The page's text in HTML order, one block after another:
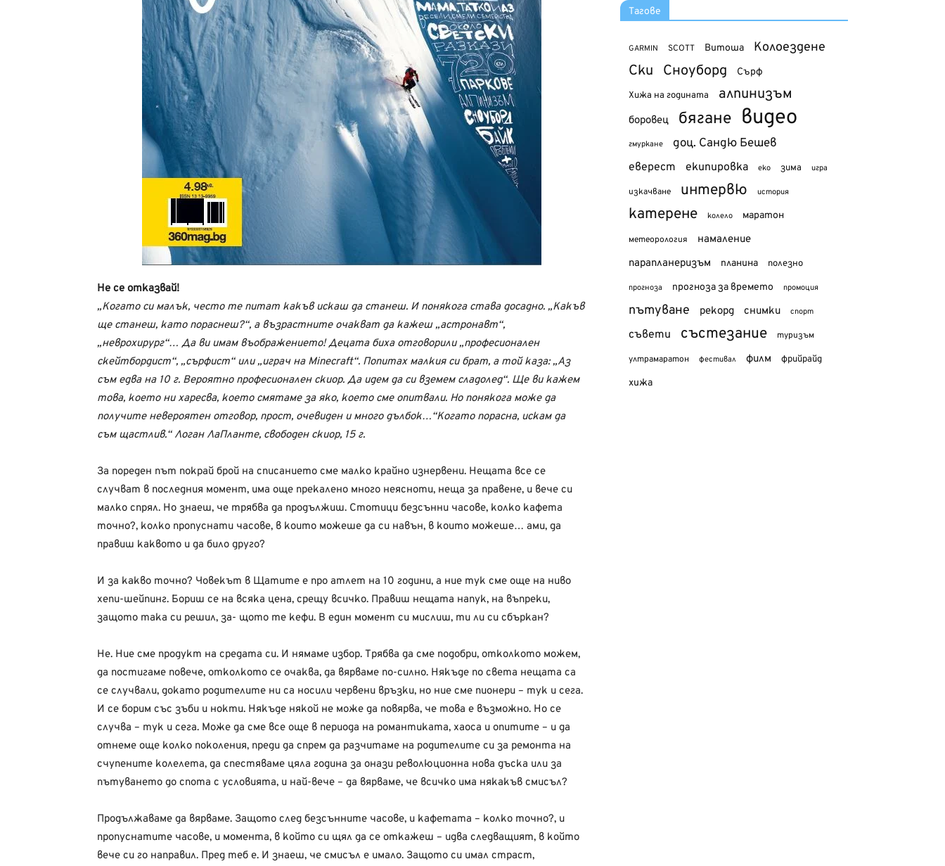
Не се отказвай!
„Когато си малък, често те питат какъв искаш да станеш. И понякога става досадно. „Какъв
ще станеш, като пораснеш?“, а възрастните очакват да кажеш „астронавт“,
„неврохирург“… Да ви имам въображението! Децата биха отговорили „професионален
скейтбордист“, „сърфист“ или „играч на Minecraft“. Попитах малкия си брат, а той каза: „Аз
съм едва на 10 г. Вероятно професионален скиор. Да идем да си вземем сладолед“. Ще ви кажем
това, което ни харесва, което смятаме за яко, което сме опитвали. Но понякога може да
получите невероятен отговор, прост, очевиден и много дълбок…“Когато порасна, искам да
съм щастлив.“ Логан ЛаПланте, свободен скиор, 15 г.
За пореден път покрай брой на списанието сме малко крайно изнервени. Нещата все се
случват в последния момент, има още прекалено много неясноти, неща за правене, и вече си
малко спрял. Но знаеш, че трябва да продължиш. Стотици безсънни часове, колко кафета
точно?, колко пропуснати часове, в които можеше да си навън, в които можеше… ами, да
правиш каквото и да било друго?
И за какво точно? Човекът в Щатите е про атлет на 10 години, а ние тук сме още на ниво
хепи-шейпинг. Бориш се на всяка цена, срещу всичко. Правиш нещата напук, на въпреки,
защото така си решил, за- щото те кефи. В един момент си мислиш, ти ли си сбъркан?
Не. Ние сме продукт на средата си. И нямаме избор. Трябва да сме подобри, отколкото можем,
да постигаме повече, отколкото се очаква, да вярваме по-силно. Някъде по света нещата са
се случвали, докато родителите ни са носили червени връзки, но ние сме пионери – тук и сега.
И се борим със зъби и нокти. Някъде някой не може да повярва, че това е възможно. Но се
случва – тук и сега. Може да сме все още в периода на романтиката, хаоса и опитите – и да
отнеме още колко поколения, преди да спрем да разчитаме на родителите си за ремонта на
счупените колелета, да спестяваме цяла година за онази революционна нова дъска или за
пътуването до спота с условията, и най-вече – да вярваме, че всичко има някакъв смисъл?
Продължаваме да вярваме. Защото след безсънните часове, и кафетата – колко точно?, и
пропуснатите часове, и момента, в който си щял да се откажеш – идва следващият, в който
вече си го направил. Пред теб е. И знаеш, че смисъл е имало. Защото си имал страст,
Тагове
GARMIN SCOTT Витоша Колоездене
Ски Сноуборд Сърф
Хижа на годината алпинизъм
боровец бягане видео
гмуркане доц. Сандю Бешев
еверест екипировка еко зима игра
изкачване интервю история
катерене колело маратон
метеорология
намаление
парапланеризъм
планина полезно
прогноза прогноза за времето промоция
пътуване рекорд снимки спорт
съвети състезание туризъм
ултрамаратон фестивал филм фрийрайд
хижа